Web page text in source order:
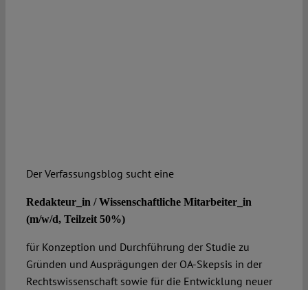
Der Verfassungsblog sucht eine
Redakteur_in / Wissenschaftliche Mitarbeiter_in
(m/w/d, Teilzeit 50%)
für Konzeption und Durchführung der Studie zu
Gründen und Ausprägungen der OA-Skepsis in der
Rechtswissenschaft sowie für die Entwicklung neuer